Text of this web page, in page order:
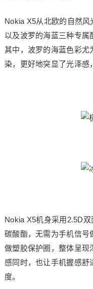
Nokia X5从北欧的自然
以及波罗的海蓝三种专属
其中，波罗的海蓝色彩尤
染，更好地突显了光泽感
Nokia X5机身采用2.5D
碳酸酯，无需为手机信号
做塑胶保护圈，整体呈现
感同时，也让手机握感舒
度。